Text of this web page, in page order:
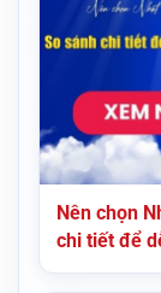
Nên chọn
chi tiết để